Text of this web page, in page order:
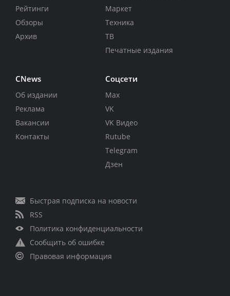
Рейтинги
Обзоры
Архив
Маркет
Техника
ТВ
Печатные издания
CNews
Об издании
Реклама
Вакансии
Контакты
Соцсети
Max
VK
VK Видео
Rutube
Telegram
Дзен
Быстрая подписка на новости
RSS
Политика конфиденциальности
Сообщить об ошибке
Правовая информация